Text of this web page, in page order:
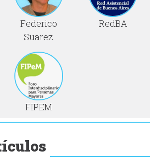
Federico
Suarez
RedBA
FIPEM